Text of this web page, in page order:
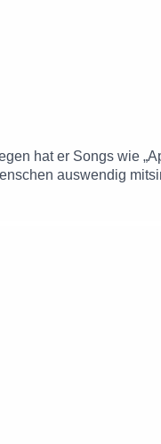
hat er Songs wie
auswendig
ausgeleierte